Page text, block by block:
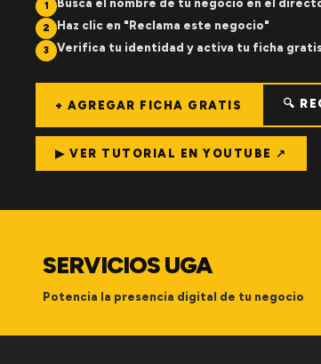
1 Busca el nombre de tu negocio en el
2 Haz clic en "Reclama este negocio"
3 Verifica tu identidad y activa tu ficha
+ AGREGAR FICHA GRATIS 🔍
▶ VER TUTORIAL EN YOUTUBE ↗
SERVICIOS UGA
Potencia la presencia digital de tu negocio